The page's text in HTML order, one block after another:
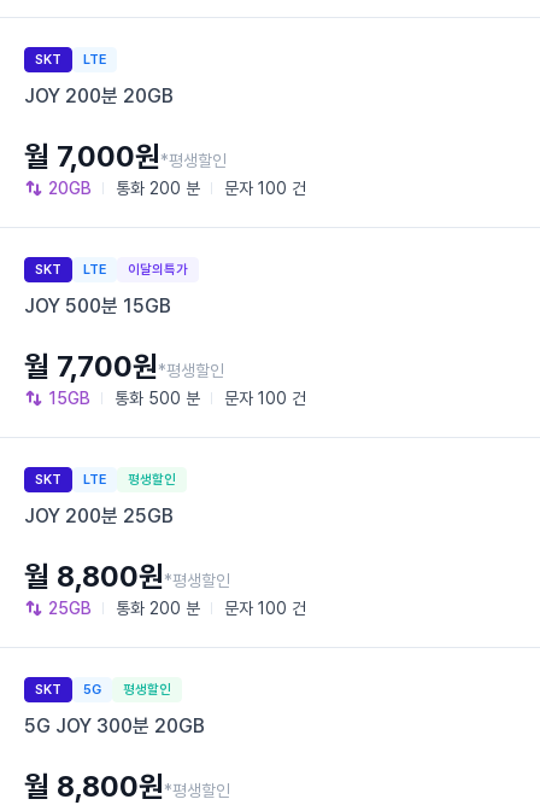
SKT LTE
JOY 200분 20GB
20GB 통화 200 분 문자 100 건
월 7,000원*평생할인
SKT LTE 이달의특가
JOY 500분 15GB
15GB 통화 500 분 문자 100 건
월 7,700원*평생할인
SKT LTE 평생할인
JOY 200분 25GB
25GB 통화 200 분 문자 100 건
월 8,800원*평생할인
SKT 5G 평생할인
5G JOY 300분 20GB
월 8,800원*평생할인